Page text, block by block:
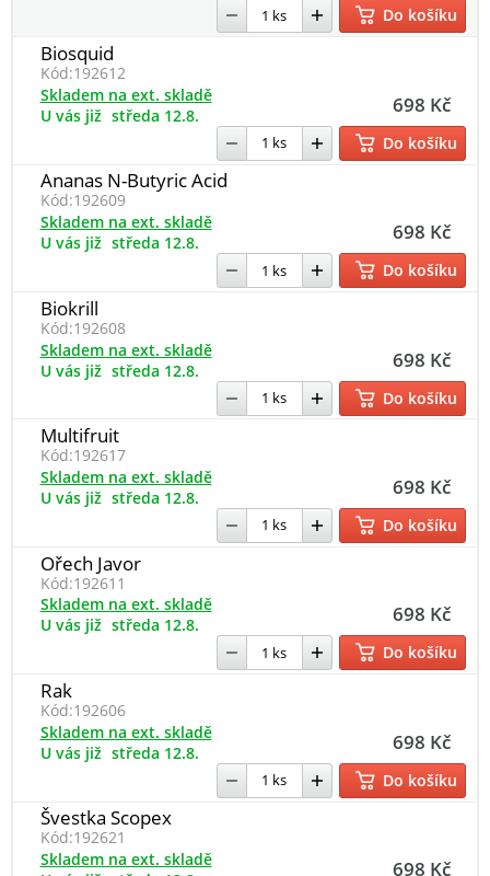
Do košíku
Biosquid
Kód:192612
698 Kč
Skladem na ext. skladě
U vás již středa 12.8.
Do košíku
Ananas N-Butyric Acid
Kód:192609
698 Kč
Skladem na ext. skladě
U vás již středa 12.8.
Do košíku
Biokrill
Kód:192608
698 Kč
Skladem na ext. skladě
U vás již středa 12.8.
Do košíku
Multifruit
Kód:192617
698 Kč
Skladem na ext. skladě
U vás již středa 12.8.
Do košíku
Ořech Javor
Kód:192611
698 Kč
Skladem na ext. skladě
U vás již středa 12.8.
Do košíku
Rak
Kód:192606
698 Kč
Skladem na ext. skladě
U vás již středa 12.8.
Do košíku
Švestka Scopex
Kód:192621
698 Kč
Skladem na ext. skladě